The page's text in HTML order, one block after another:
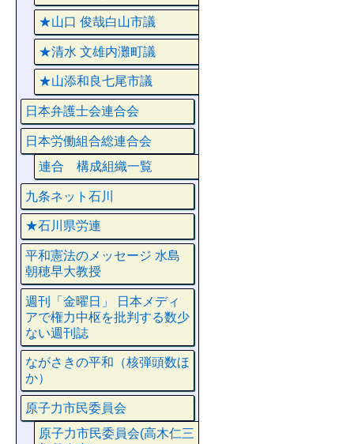
★山口 俊哉白山市議
★清水 文雄内灘町議
★山添和良七尾市議
日本弁護士会連合会
日本労働組合総連合会
連合 構成組織一覧
九条ネット石川
★石川県労連
平和憲法のメッセージ 水島
朝穂早大教授
週刊「金曜日」 日本メディ
アで権力中枢を批判する数少
ない週刊誌
ながさきの平和（核弾頭数ほ
か）
原子力市民委員会
原子力市民委員会(高木仁三